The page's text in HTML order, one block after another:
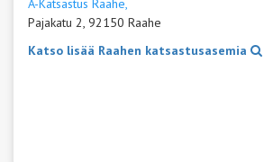
A-Katsastus Raahe,
Pajakatu 2, 92150 Raahe
Katso lisää Raahen katsastusasemia